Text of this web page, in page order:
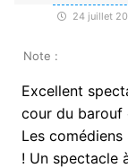
24 juillet
Note :
Excellent
cour du barouf
Les
! Un spectacle